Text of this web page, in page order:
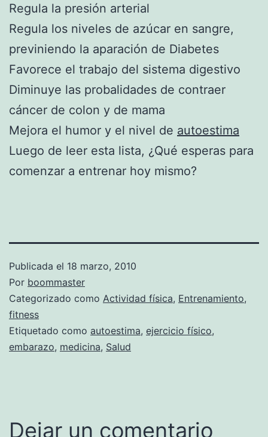
Regula la presión arterial
Regula los niveles de azúcar en sangre,
previniendo la aparación de Diabetes
Favorece el trabajo del sistema digestivo
Diminuye las probalidades de contraer
cáncer de colon y de mama
Mejora el humor y el nivel de autoestima
Luego de leer esta lista, ¿Qué esperas para
comenzar a entrenar hoy mismo?
Publicada el 18 marzo, 2010
Por boommaster
Categorizado como Actividad física, Entrenamiento,
fitness
Etiquetado como autoestima, ejercicio físico,
embarazo, medicina, Salud
Dejar un comentario